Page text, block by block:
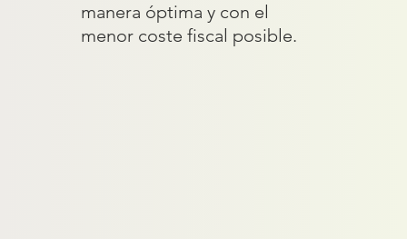
manera óptima y con el
menor coste fiscal posible.